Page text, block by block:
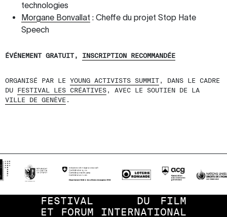
technologies
Morgane Bonvallat : Cheffe du projet Stop Hate
Speech
ÉVÉNEMENT GRATUIT, INSCRIPTION RECOMMANDÉE
ORGANISÉ PAR LE YOUNG ACTIVISTS SUMMIT , DANS LE CADRE
DU FESTIVAL LES CRÉATIVES , AVEC LE SOUTIEN DE LA
VILLE DE GENÈVE .
FESTIVAL DU
FILM
ET
FORUM
INTERNATIONAL